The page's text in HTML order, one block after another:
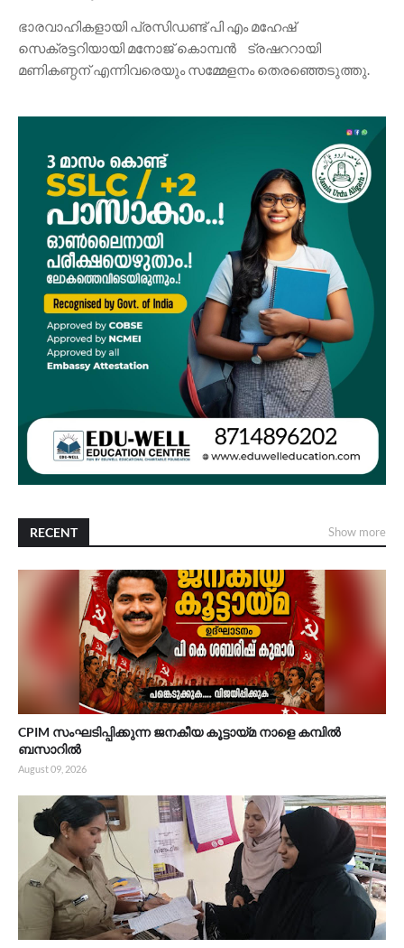
ഭാരവാഹികളായി പ്രസിഡണ്ട് പി എം മഹേഷ്
സെക്രട്ടറിയായി മനോജ് കൊമ്പൻ ട്രഷററായി
മണികണ്ഠന് എന്നിവരെയും സമ്മേളനം തെരഞ്ഞെടുത്തു.
RECENT Show more
CPIM സംഘടിപ്പിക്കുന്ന ജനകീയ കൂട്ടായ്മ നാളെ കമ്പിൽ
ബസാറിൽ ​
August 09, 2026